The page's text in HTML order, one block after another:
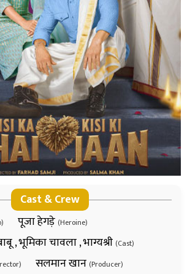
Cast & Crew
पूजा हेगड़े (Heroine)
, भूमिका चावला , भाग्यश्री (Cast)
सलमान खान (Producer)